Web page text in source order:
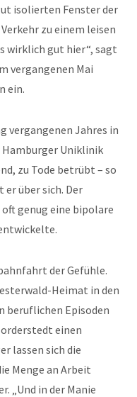
isolierten Fenster der
zu einem leisen
wirklich gut hier“, sagt
vergangenen Mai
ein.
vergangenen Jahres in
Uniklinik
zu Tode betrübt – so
über sich. Der
genug eine bipolare
der Gefühle.
Heimat in den
beruflichen Episoden
einen
lassen sich die
Menge an Arbeit
„Und in der Manie